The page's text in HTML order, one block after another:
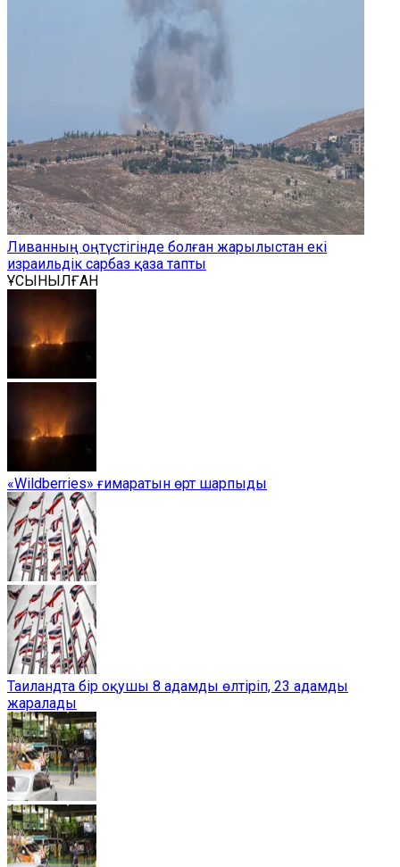
Ливанның оңтүстігінде болған жарылыстан екі
израильдік сарбаз қаза тапты
ҰСЫНЫЛҒАН
«Wildberries» ғимаратын өрт шарпыды
Таиландта бір оқушы 8 адамды өлтіріп, 23 адамды
жаралады